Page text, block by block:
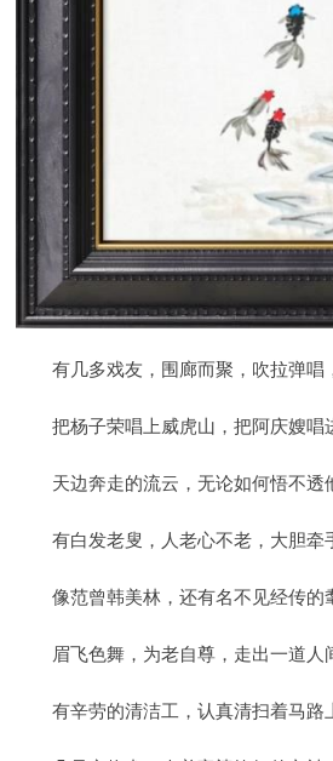
有几多戏友，围廊而聚，吹拉弹唱
把杨子荣唱上威虎山，把阿庆嫂唱
天边奔走的流云，无论如何悟不透
有白发老叟，人老心不老，大胆牵
像范曾韩美林，还有名不见经传的
眉飞色舞，为老自尊，走出一道人
有辛劳的清洁工，认真清扫着马路